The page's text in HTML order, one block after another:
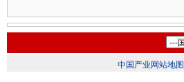
中国产业网站地图 |